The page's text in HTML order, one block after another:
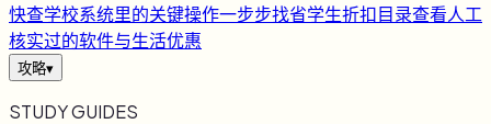
快查学校系统里的关键操作一步步找省学生折扣目录查看人工
核实过的软件与生活优惠
攻略▾
STUDY GUIDES